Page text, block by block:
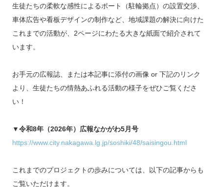
生徒たちの柔軟な感性によるポート（駐輪拠点）の設置交渉、
車体広告や看板デザインの制作など、地域課題の解決に向けた
これまでの活動が、2ページにわたる大きな紙面で紹介されて
います。
お手元の広報誌、または本記事に添付の画像 or 下記のリンク
より、生徒たちの情熱あふれる活動の様子をぜひご覧くださ
い！
▼令和8年（2026年）広報なかがわ5月号
https://www.city.nakagawa.lg.jp/soshiki/48/saisingou.html
これまでのプロジェクトの歩みについては、以下の記事からも
ご覧いただけます。